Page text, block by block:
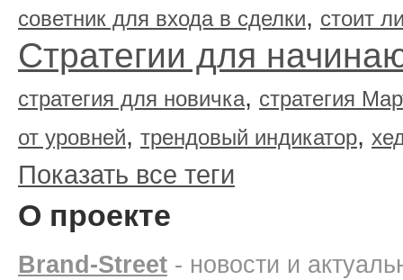
советник для входа в сделки, стоит
Стратегии для
стратегия для новичка, стратегия
от уровней, трендовый индикатор,
Показать все теги
О проекте
Brand-Street - новости и